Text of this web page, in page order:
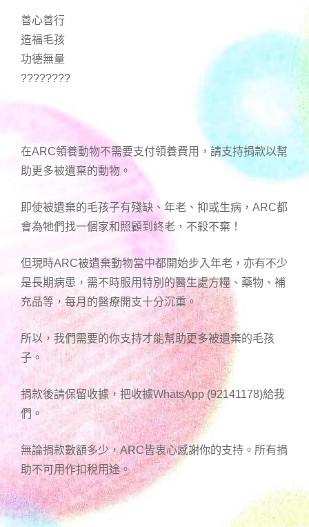
善心善行
造福毛孩
功德無量
????????
在ARC領養動物不需要支付領養費用，請支持捐款以幫
助更多被遺棄的動物。
即使被遺棄的毛孩子有殘缺、年老、抑或生病，ARC都
會為牠們找一個家和照顧到終老，不殺不棄！
但現時ARC被遺棄動物當中都開始步入年老，亦有不少
是長期病患，需不時服用特別的醫生處方糧、藥物、補
充品等，每月的醫療開支十分沉重。
所以，我們需要的你支持才能幫助更多被遺棄的毛孩
子。
捐款後請保留收據，把收據WhatsApp (92141178)給我
們。
無論捐款數額多少，ARC皆衷心感謝你的支持。所有捐
助不可用作扣稅用途。